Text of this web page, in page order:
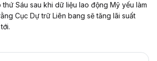
Sáu sau khi dữ liệu lao động Mỹ yếu làm
Cục Dự trữ Liên bang sẽ tăng lãi suất